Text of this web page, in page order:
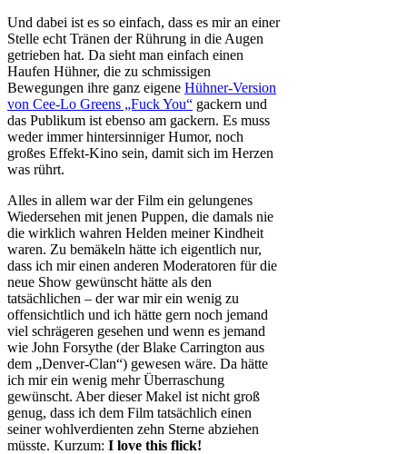
Und dabei ist es so einfach, dass es mir an einer
Stelle echt Tränen der Rührung in die Augen
getrieben hat. Da sieht man einfach einen
Haufen Hühner, die zu schmissigen
Bewegungen ihre ganz eigene Hühner-Version
von Cee-Lo Greens „Fuck You“ gackern und
das Publikum ist ebenso am gackern. Es muss
weder immer hintersinniger Humor, noch
großes Effekt-Kino sein, damit sich im Herzen
was rührt.
Alles in allem war der Film ein gelungenes
Wiedersehen mit jenen Puppen, die damals nie
die wirklich wahren Helden meiner Kindheit
waren. Zu bemäkeln hätte ich eigentlich nur,
dass ich mir einen anderen Moderatoren für die
neue Show gewünscht hätte als den
tatsächlichen – der war mir ein wenig zu
offensichtlich und ich hätte gern noch jemand
viel schrägeren gesehen und wenn es jemand
wie John Forsythe (der Blake Carrington aus
dem „Denver-Clan“) gewesen wäre. Da hätte
ich mir ein wenig mehr Überraschung
gewünscht. Aber dieser Makel ist nicht groß
genug, dass ich dem Film tatsächlich einen
seiner wohlverdienten zehn Sterne abziehen
müsste. Kurzum: I love this flick!